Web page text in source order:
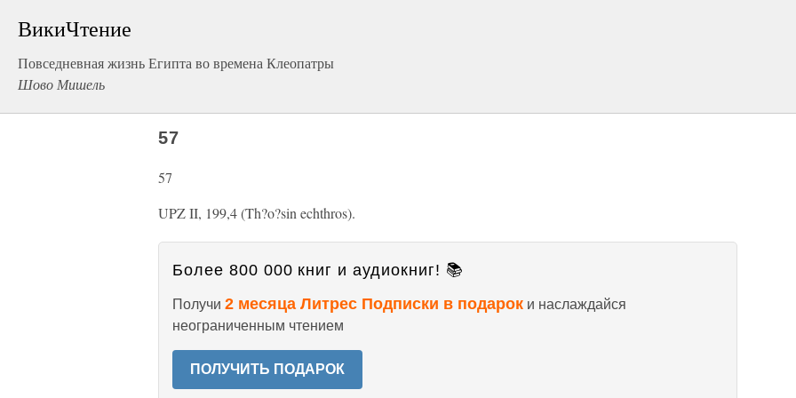
ВикиЧтение
Повседневная жизнь Египта во времена Клеопатры
Шово Мишель
57
57
UPZ II, 199,4 (Th?o?sin echthros).
Более 800 000 книг и аудиокниг! 📚
Получи 2 месяца Литрес Подписки в подарок и наслаждайся
неограниченным чтением
ПОЛУЧИТЬ ПОДАРОК